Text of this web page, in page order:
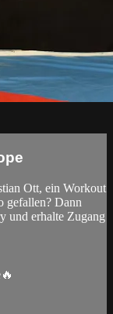
Ott, ein Workout
gefallen? Dann
und erhalte Zugang